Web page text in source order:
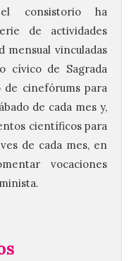
consistorio ha
de actividades
mensual vinculadas
cívico de Sagrada
de cinefórums para
de cada mes y,
científicos para
de cada mes, en
vocaciones